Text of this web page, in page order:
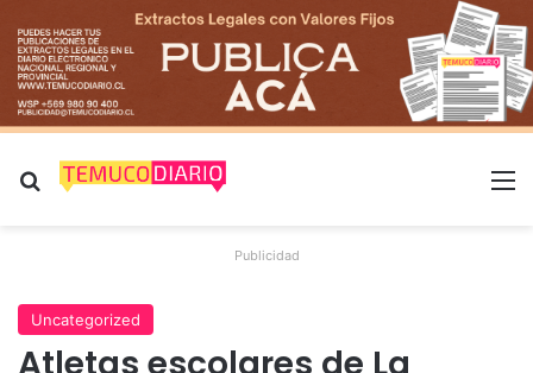
Buscar por
Publicidad
Uncategorized